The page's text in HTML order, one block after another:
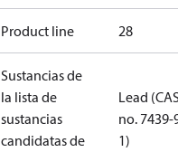
Product line 28
Sustancias de
la lista de
sustancias
candidatas de
Lead
no. 7439-
1)